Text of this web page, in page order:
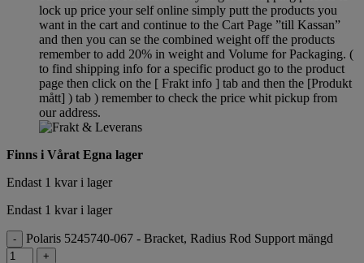
lock up price your self online simply putt the products you
want in the cart and continue to the Cart Page ”till Kassan”
and then you can se the combined weight off the products
remember to add 20% in weight and Volume for Packaging. (
to find shipping info for a specific product go to the product
page then click on the [ Frakt info ] tab and then the [Produkt
mått] ) tab ) rememberto check the price whit pickup from
our address.
Finns i Vårat Egna lager
Endast 1 kvar i lager
Endast 1 kvar i lager
- Polaris 5245740-067 - Bracket, Radius Rod Support mängd
+